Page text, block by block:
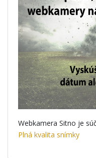
Webkamera Sitno je
Plná kvalita snímky